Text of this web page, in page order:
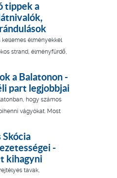
tippek a
kellemes élményekkel
strand, élményfürdő,
a Balatonon -
part legjobbjai
hogy számos
vágyókat. Most
-
kihagyni
tavak,